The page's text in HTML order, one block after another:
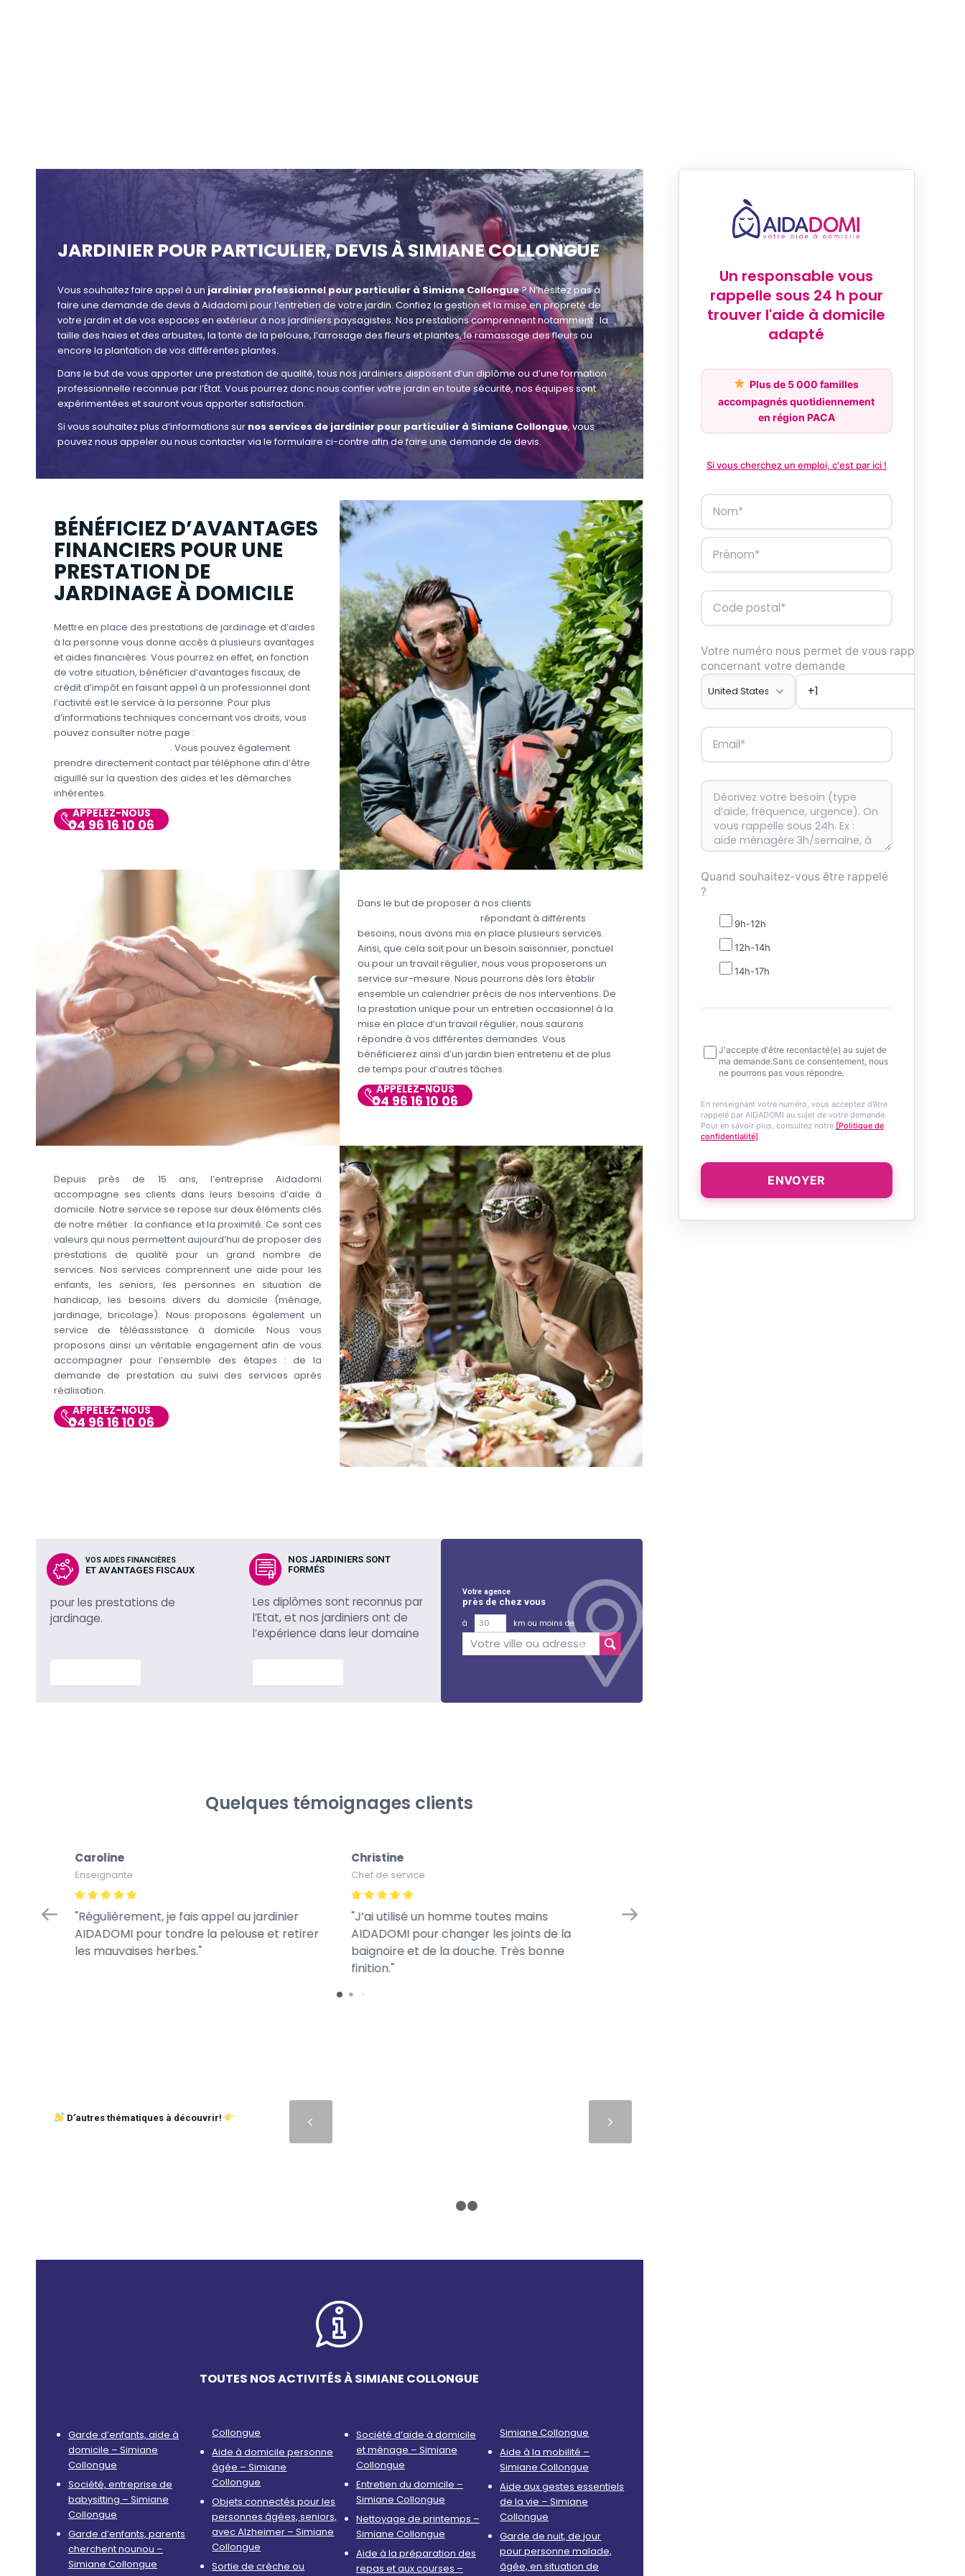
JARDINIER POUR PARTICULIER, DEVIS À SIMIANE COLLONGUE
Vous souhaitez faire appel à un jardinier professionnel pour particulier à Simiane Collongue? N’hésitez pas à
faire une demande de devis à Aidadomi pour l’entretien de votre jardin. Confiez la gestion et la mise en propreté de
votre jardin et de vos espaces en extérieur à nos jardiniers paysagistes. Nos prestations comprennent notamment : la
taille des haies et des arbustes, la tonte de la pelouse, l’arrosage des fleurs et plantes, le ramassage des fleurs ou
encore la plantation de vos différentes plantes.
Dans le but de vous apporter une prestation de qualité, tous nos jardiniers disposent d’un diplôme ou d’une formation
professionnelle reconnue par l’État. Vous pourrez donc nous confier votre jardin en toute sécurité, nos équipes sont
expérimentées et sauront vous apporter satisfaction.
Si vous souhaitez plus d’informations sur nos services de jardinier pour particulier à Simiane Collongue, vous
pouvez nous appeler ou nous contacter via le formulaire ci-contre afin de faire une demande de devis.
BÉNÉFICIEZ D’AVANTAGES
FINANCIERS POUR UNE
PRESTATION DE
JARDINAGE À DOMICILE
Mettre en place des prestations de jardinage et d’aides
à la personne vous donne accès à plusieurs avantages
et aides financières. Vous pourrez en effet, en fonction
de votre situation, bénéficier d’avantages fiscaux, de
crédit d’impôt en faisant appel à un professionnel dont
l’activité est le service à la personne. Pour plus
d’informations techniques concernant vos droits, vous
pouvez consulter notre page :
. Vous pouvez également
prendre directement contact par téléphone afin d’être
aiguillé sur la question des aides et les démarches
inhérentes.
APPELEZ-NOUS
04 96 16 10 06
Dans le but de proposer à nos clients
répondant à différents
besoins, nous avons mis en place plusieurs services.
Ainsi, que cela soit pour un besoin saisonnier, ponctuel
ou pour un travail régulier, nous vous proposerons un
service sur-mesure. Nous pourrons dès lors établir
ensemble un calendrier précis de nos interventions. De
la prestation unique pour un entretien occasionnel à la
mise en place d’un travail régulier, nous saurons
répondre à vos différentes demandes. Vous
bénéficierez ainsi d’un jardin bien entretenu et de plus
de temps pour d’autres tâches.
APPELEZ-NOUS
04 96 16 10 06
Depuis près de 15 ans, l’entreprise Aidadomi
accompagne ses clients dans leurs besoins d’aide à
domicile. Notre service se repose sur deux éléments clés
de notre métier : la confiance et la proximité. Ce sont ces
valeurs qui nous permettent aujourd’hui de proposer des
prestations de qualité pour un grand nombre de
services. Nos services comprennent une aide pour les
enfants, les seniors, les personnes en situation de
handicap, les besoins divers du domicile (ménage,
jardinage, bricolage). Nous proposons également un
service de téléassistance à domicile. Nous vous
proposons ainsi un véritable engagement afin de vous
accompagner pour l’ensemble des étapes : de la
demande de prestation au suivi des services après
réalisation.
APPELEZ-NOUS
04 96 16 10 06
VOS AIDES FINANCIÈRES
ET AVANTAGES FISCAUX
pour les prestations de
jardinage.
NOS JARDINIERS SONT
FORMÉS
Les diplômes sont reconnus par
l’Etat, et nos jardiniers ont de
l’expérience dans leur domaine
Votre agence
près de chez vous
à
km ou moins de
Quelques témoignages clients
Caroline
Enseignante
Régulièrement, je fais appel au jardinier
AIDADOMI pour tondre la pelouse et retirer
les mauvaises herbes.
Christine
Chef de service
J’ai utilisé un homme toutes mains
AIDADOMI pour changer les joints de la
baignoire et de la douche. Très bonne
finition.
Après mon déménagement, l’homme
D’autres thématiques à découvrir!
Précédent
TOUTES NOS ACTIVITÉS À SIMIANE COLLONGUE
Garde d’enfants, aide à
domicile – Simiane
Collongue
Société, entreprise de
babysitting – Simiane
Collongue
Garde d’enfants, parents
cherchent nounou –
Simiane Collongue
Collongue
Aide à domicile personne
âgée – Simiane
Collongue
Objets connectés pour les
personnes âgées, seniors,
avec Alzheimer – Simiane
Collongue
Sortie de crèche ou
Société d’aide à domicile
et ménage – Simiane
Collongue
Entretien du domicile –
Simiane Collongue
Nettoyage de printemps –
Simiane Collongue
Aide à la préparation des
repas et aux courses –
Simiane Collongue
Aide à la mobilité –
Simiane Collongue
Aide aux gestes essentiels
de la vie – Simiane
Collongue
Garde de nuit, de jour
pour personne malade,
âgée, en situation de
Un responsable vous
rappelle sous 24 h pour
trouver l'aide à domicile
adapté
Plus de 5 000 familles
accompagnés quotidiennement
en région PACA
Si vous cherchez un emploi, c'est par ici !
Votre numéro nous permet de vous rappeler
concernant votre demande
Quand souhaitez-vous être rappelé
?
9h-12h
12h-14h
14h-17h
J'accepte d'être recontacté(e) au sujet de
ma demande.Sans ce consentement, nous
ne pourrons pas vous répondre.
En renseignant votre numéro, vous acceptez d’être
rappelé par AIDADOMI au sujet de votre demande.
Pour en savoir plus, consultez notre [Politique de
confidentialité]